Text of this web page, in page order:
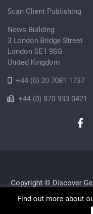
Scan Client Publishing
News Building
3 London Bridge Street
London SE1 9SG
United Kingdom
+44 (0) 20 7081 1737
+44 (0) 870 933 0421
Copyright © Discover
Privacy
Trading as Discover
Find out more about